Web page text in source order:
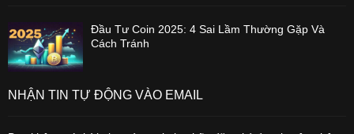
Đầu Tư Coin 2025: 4 Sai Lầm Thường Gặp Và
Cách Tránh
NHẬN TIN TỰ ĐỘNG VÀO EMAIL